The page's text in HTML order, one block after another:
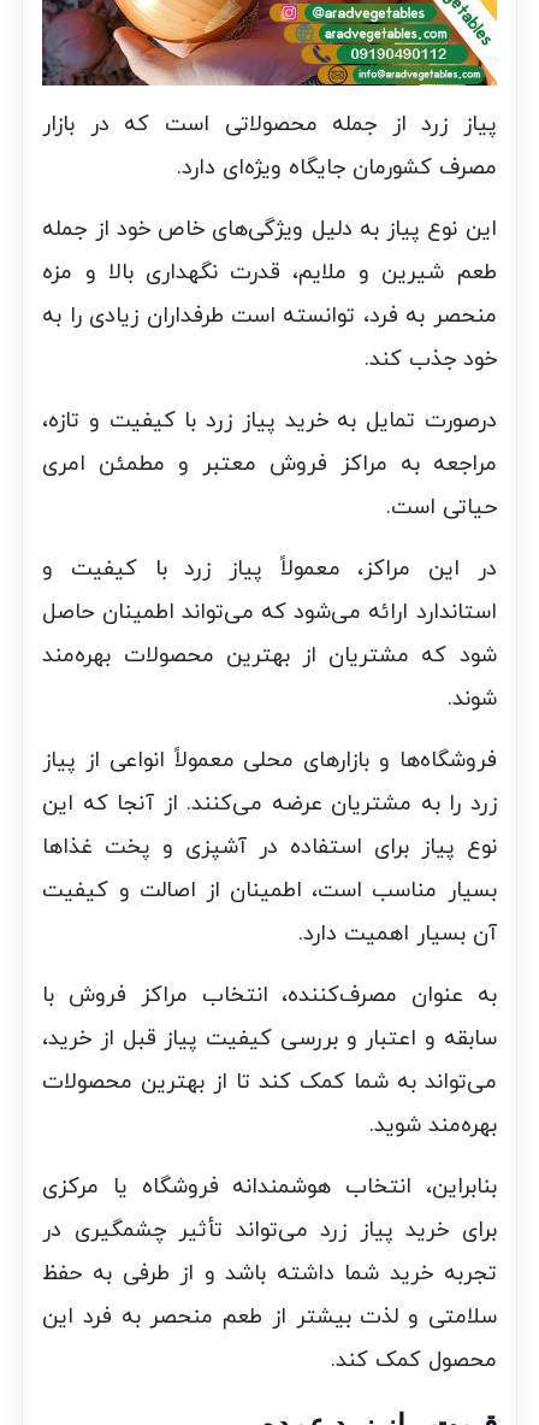
پیاز زرد از جمله محصولاتی است که در بازار
مصرف کشورمان جایگاه ویژه‌ای دارد.
این نوع پیاز به دلیل ویژگی‌های خاص خود از جمله
طعم شیرین و ملایم، قدرت نگهداری بالا و مزه
منحصر به فرد، توانسته است طرفداران زیادی را به
خود جذب کند.
درصورت تمایل به خرید پیاز زرد با کیفیت و تازه،
مراجعه به مراکز فروش معتبر و مطمئن امری
حیاتی است.
در این مراکز، معمولاً پیاز زرد با کیفیت و
استاندارد ارائه می‌شود که می‌تواند اطمینان حاصل
شود که مشتریان از بهترین محصولات بهره‌مند
شوند.
فروشگاه‌ها و بازارهای محلی معمولاً انواعی از پیاز
زرد را به مشتریان عرضه می‌کنند. از آنجا که این
نوع پیاز برای استفاده در آشپزی و پخت غذاها
بسیار مناسب است، اطمینان از اصالت و کیفیت
آن بسیار اهمیت دارد.
به عنوان مصرف‌کننده، انتخاب مراکز فروش با
سابقه و اعتبار و بررسی کیفیت پیاز قبل از خرید،
می‌تواند به شما کمک کند تا از بهترین محصولات
بهره‌مند شوید.
بنابراین، انتخاب هوشمندانه فروشگاه یا مرکزی
برای خرید پیاز زرد می‌تواند تأثیر چشمگیری در
تجربه خرید شما داشته باشد و از طرفی به حفظ
سلامتی و لذت بیشتر از طعم منحصر به فرد این
محصول کمک کند.